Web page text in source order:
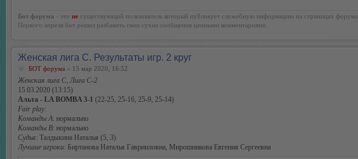
Бот форума - это не существующий пользователь который публикует служебную информацию на страницах форума.
Первого апреля бот решил разбавить свои сухие сообщения ценными комментариями.
Женская лига С. Результаты игр. 2 круг
БОТ форума » 15 мар 2020, 16:52
Женская лига С, Лига С-2
15.03.2020 (13:15)
Альта - LA BOMBA 3-1 (22-25, 25-16, 25-9, 25-14)
Fair play:
Команды А: нормально
Команды В: нормально
Судья: Талдыкина Наталья (5, 3)
Лучшие игроки: Биртанова Наталья Гаврииловна, Мирошникова Евгения Сергеевна